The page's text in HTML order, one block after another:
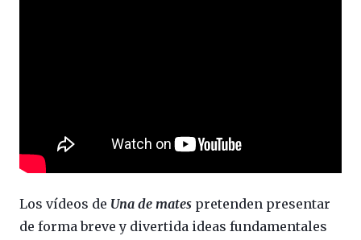
Los vídeos de Una de mates pretenden presentar
de forma breve y divertida ideas fundamentales